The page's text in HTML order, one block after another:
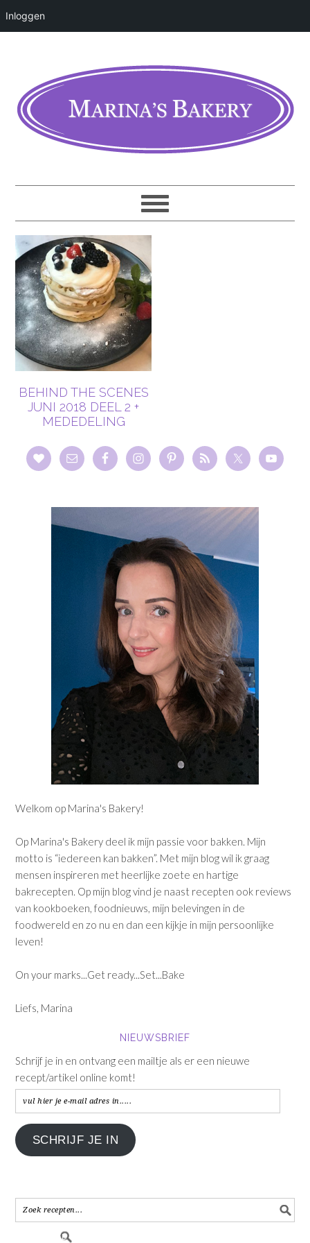
Inloggen
BEHIND THE SCENES
JUNI 2018 DEEL 2 +
MEDEDELING
Welkom op Marina's Bakery!
Op Marina's Bakery deel ik mijn passie voor bakken. Mijn
motto is “iedereen kan bakken”. Met mijn blog wil ik graag
mensen inspireren met heerlijke zoete en hartige
bakrecepten. Op mijn blog vind je naast recepten ook reviews
van kookboeken, foodnieuws, mijn belevingen in de
foodwereld en zo nu en dan een kijkje in mijn persoonlijke
leven!
On your marks...Get ready...Set...Bake
Liefs, Marina
NIEUWSBRIEF
Schrijf je in en ontvang een mailtje als er een nieuwe
recept/artikel online komt!
vul
hier
je
e-
in.....
SCHRIJF JE IN